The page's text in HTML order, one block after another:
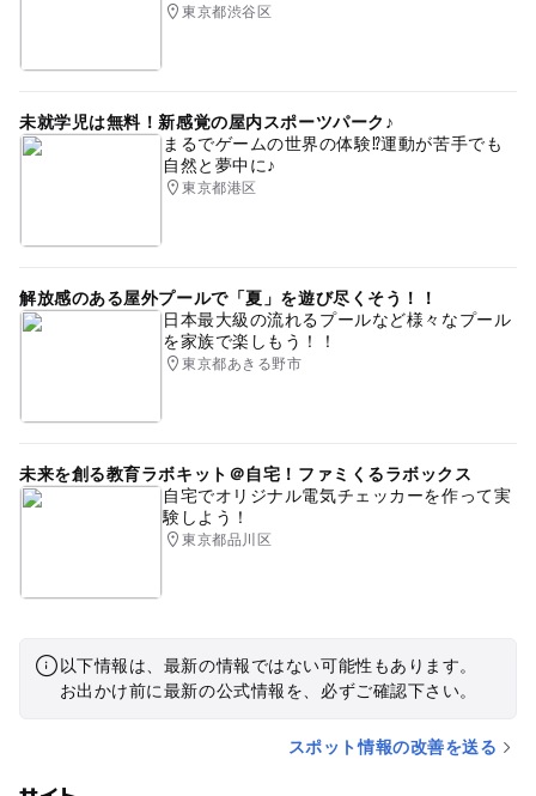
東京都渋谷区
未就学児は無料！新感覚の屋内スポーツパーク♪
まるでゲームの世界の体験⁉運動が苦手でも
自然と夢中に♪
東京都港区
解放感のある屋外プールで「夏」を遊び尽くそう！！
日本最大級の流れるプールなど様々なプール
を家族で楽しもう！！
東京都あきる野市
未来を創る教育ラボキット＠自宅！ファミくるラボックス
自宅でオリジナル電気チェッカーを作って実
験しよう！
東京都品川区
以下情報は、最新の情報ではない可能性もあります。
お出かけ前に最新の公式情報を、必ずご確認下さい。
スポット情報の改善を送る